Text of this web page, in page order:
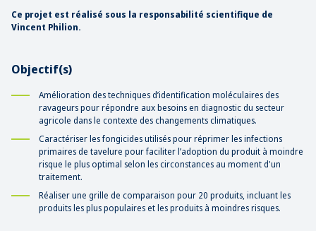
Ce projet est réalisé sous la responsabilité scientifique de
Vincent Philion.
Objectif(s)
Amélioration des techniques d’identification moléculaires des
ravageurs pour répondre aux besoins en diagnostic du secteur
agricole dans le contexte des changements climatiques.
Caractériser les fongicides utilisés pour réprimer les infections
primaires de tavelure pour faciliter l’adoption du produit à moindre
risque le plus optimal selon les circonstances au moment d'un
traitement.
Réaliser une grille de comparaison pour 20 produits, incluant les
produits les plus populaires et les produits à moindres risques.